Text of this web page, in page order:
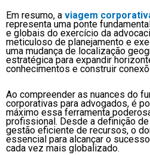
Em resumo, a viagem
representa uma ponte
e globais do exercício da
meticuloso de planejamento e
uma mudança de localização
estratégica para expandir
conhecimentos e construir
Ao compreender as nuances do
corporativas para advogados, é
máximo essa ferramenta
profissional. Desde a definição
gestão eficiente de recursos, o
essencial para alcançar o
cada vez mais globalizado.